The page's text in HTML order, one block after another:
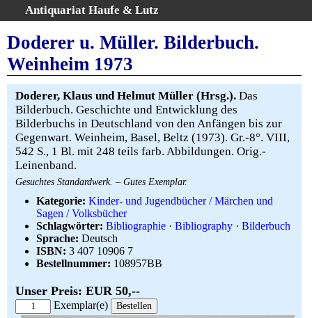
Antiquariat Haufe & Lutz
Home
Gesamtbestand
Erweiterte Suche
Kategorien
Schlagwörter
Warenkorb
AGB
Widerruf
Über uns
Aktuelle Kataloge
Kontakt
Ankauf
Impressum
Doderer u. Müller. Bilderbuch.
Weinheim 1973
Doderer, Klaus und Helmut Müller (Hrsg.). Das
Bilderbuch. Geschichte und Entwicklung des
Bilderbuchs in Deutschland von den Anfängen bis zur
Gegenwart. Weinheim, Basel, Beltz (1973). Gr.-8°. VIII,
542 S., 1 Bl. mit 248 teils farb. Abbildungen. Orig.-
Leinenband.
Gesuchtes Standardwerk. – Gutes Exemplar.
Kategorie: Kinder- und Jugendbücher / Märchen und
Sagen / Volksbücher
Schlagwörter: Bibliographie · Bibliography · Bilderbuch
Sprache: Deutsch
ISBN: 3 407 10906 7
Bestellnummer: 108957BB
Unser Preis: EUR 50,--
Exemplar(e)